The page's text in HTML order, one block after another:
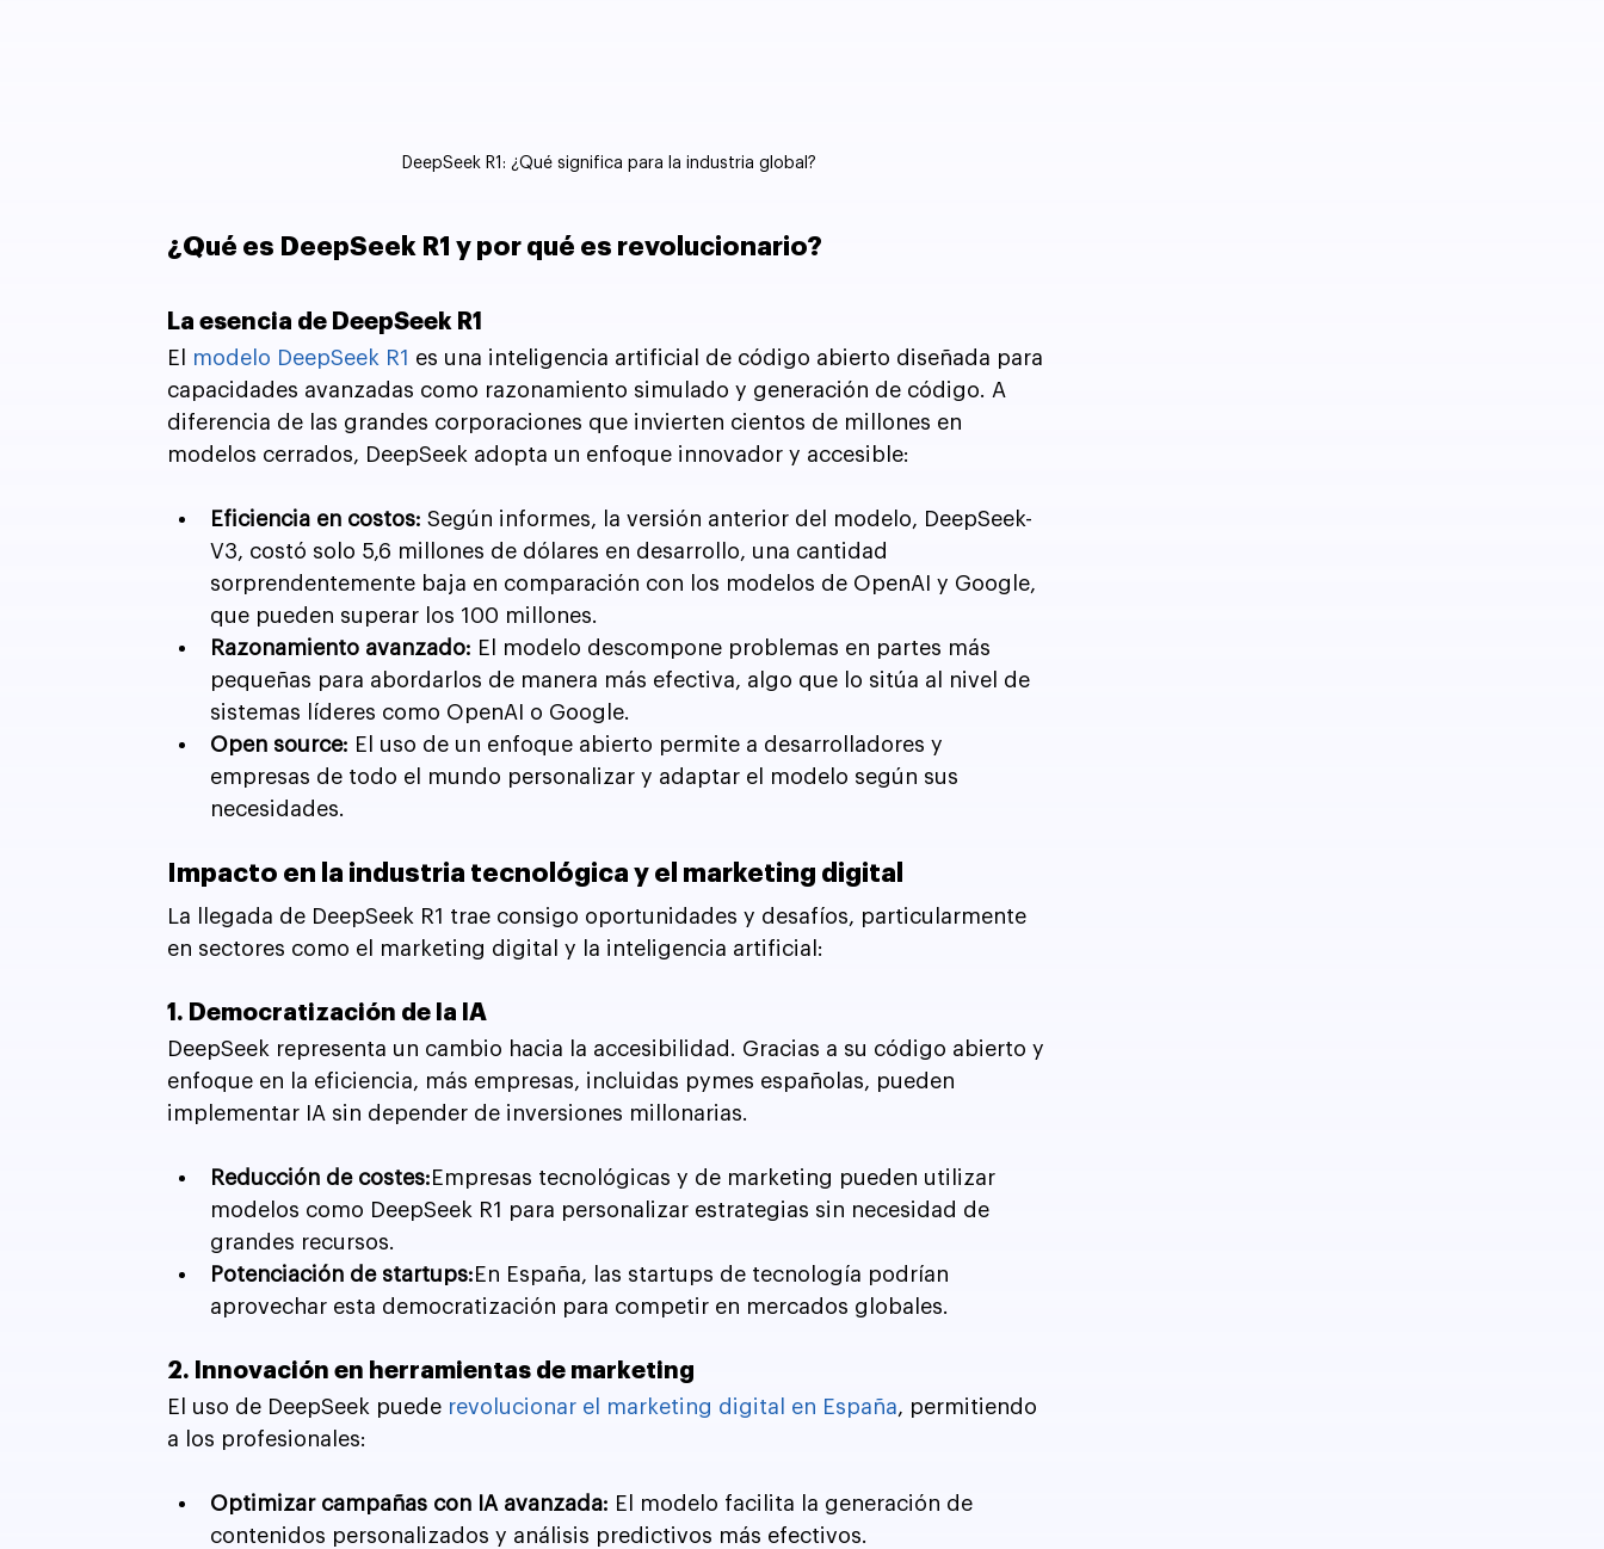
DeepSeek R1: ¿Qué significa para la industria global?
¿Qué es DeepSeek R1 y por qué es revolucionario?
La esencia de DeepSeek R1
El modelo DeepSeek R1 es una inteligencia artificial de código abierto diseñada para
capacidades avanzadas como razonamiento simulado y generación de código. A
diferencia de las grandes corporaciones que invierten cientos de millones en
modelos cerrados, DeepSeek adopta un enfoque innovador y accesible:
Eficiencia en costos: Según informes, la versión anterior del modelo, DeepSeek-
V3, costó solo 5,6 millones de dólares en desarrollo, una cantidad
sorprendentemente baja en comparación con los modelos de OpenAI y Google,
que pueden superar los 100 millones.
Razonamiento avanzado: El modelo descompone problemas en partes más
pequeñas para abordarlos de manera más efectiva, algo que lo sitúa al nivel de
sistemas líderes como OpenAI o Google.
Open source: El uso de un enfoque abierto permite a desarrolladores y
empresas de todo el mundo personalizar y adaptar el modelo según sus
necesidades.
Impacto en la industria tecnológica y el marketing digital
La llegada de DeepSeek R1 trae consigo oportunidades y desafíos, particularmente
en sectores como el marketing digital y la inteligencia artificial:
1. Democratización de la IA
DeepSeek representa un cambio hacia la accesibilidad. Gracias a su código abierto y
enfoque en la eficiencia, más empresas, incluidas pymes españolas, pueden
implementar IA sin depender de inversiones millonarias.
Reducción de costes: Empresas tecnológicas y de marketing pueden utilizar
modelos como DeepSeek R1 para personalizar estrategias sin necesidad de
grandes recursos.
Potenciación de startups: En España, las startups de tecnología podrían
aprovechar esta democratización para competir en mercados globales.
2. Innovación en herramientas de marketing
El uso de DeepSeek puede revolucionar el marketing digital en España, permitiendo
a los profesionales:
Optimizar campañas con IA avanzada: El modelo facilita la generación de
contenidos personalizados y análisis predictivos más efectivos.